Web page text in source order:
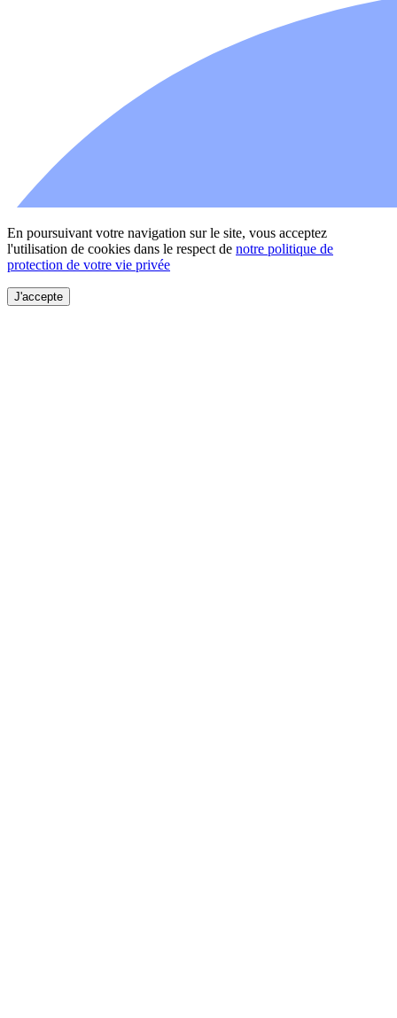
En poursuivant votre navigation sur le site, vous acceptez
l'utilisation de cookies dans le respect de notre politique de
protection de votre vie privée
J'accepte